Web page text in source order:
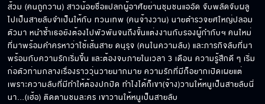
ส้วม (คนถูกวาน) สาวน้อยชื่อแปลกผู้อาศัยย่านชุมชนแออัด จับพลัดจับผลู
ไปเป็นสายลับจำเป็นให้กับ ทวนเทพ (คนจ้างวาน) นายตำรวจยศใหญ่ปลอม
ตัวมา หนำซ้ำเธอยังต้องไปพัวพันจนถึงขั้นแต่งงานกับรองผู้กำกับฯ คนใหม่
ที่มาพร้อมคำครหาว่าใช้เส้นสาย ดนุรุจ (คนในความลับ) และภารกิจลับที่มา
พร้อมกับความรักเริ่มขึ้น และต้องจบภายในเวลา 3 เดือน ความรู้สึกดี ๆ เริ่ม
ก่อตัวท่ามกลางเรื่องราววุ่นวายมากมาย ความรักที่มีก็อยากเปิดเผยแต่
เพราะความลับที่มีทำให้ต้องปกปิด ทำไงได้ก็เขา(จ้าง)วานให้หนูเป็นสายลับนี่
นา…(เฮ้อ) ติดตามชมละคร เขาวานให้หนูเป็นสายลับ